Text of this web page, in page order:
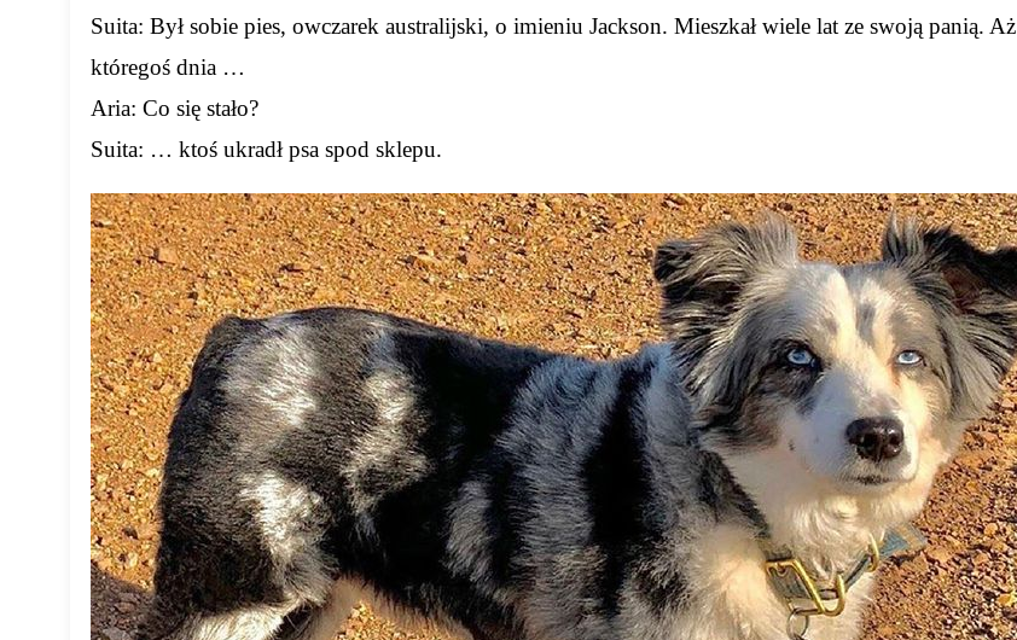
Suita: Był sobie pies, owczarek australijski, o imieniu Jackson. Mieszkał wiele lat ze swoją panią. Aż
któregoś dnia …
Aria: Co się stało?
Suita: … ktoś ukradł psa spod sklepu.